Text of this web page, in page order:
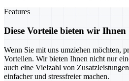
Features
Diese Vorteile bieten wir Ihnen
Wenn Sie mit uns umziehen möchten,
Vorteilen. Wir bieten Ihnen nicht nur
auch eine Vielzahl von
einfacher und stressfreier machen.